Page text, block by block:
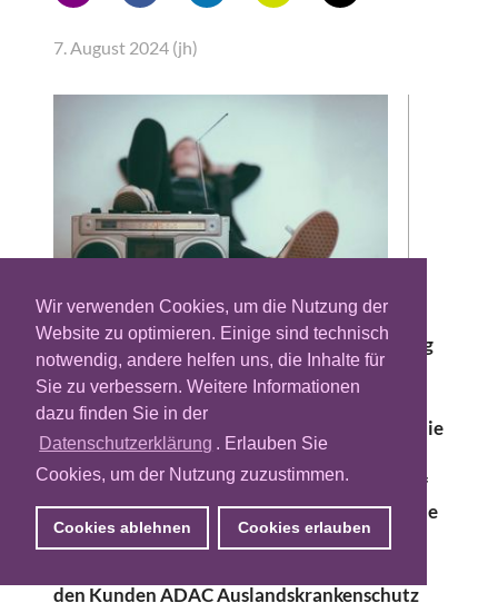
Wir verwenden Cookies, um die Nutzung der
Website zu optimieren. Einige sind technisch
notwendig, andere helfen uns, die Inhalte für
Sie zu verbessern. Weitere Informationen
dazu finden Sie in der
Datenschutzerklärung . Erlauben Sie
Cookies, um der Nutzung zuzustimmen.
Cookies ablehnen Cookies erlauben
7. August 2024 (jh)
Auch lineare Welten werden in der Werbung
zunehmend programmatisch erschlossen.
Dazu gehört das lineare Radio. So setzte der
Vermarkter HR Werbung federführend für die
ARD Media erstmals eine lineare
Radiokampagne digital-programmatisch auf
den Sendern hr1 und hr3 um. Die Technologie
dazu stammt vom Hamburger Adtech-
den Kunden ADAC Auslandskrankenschutz